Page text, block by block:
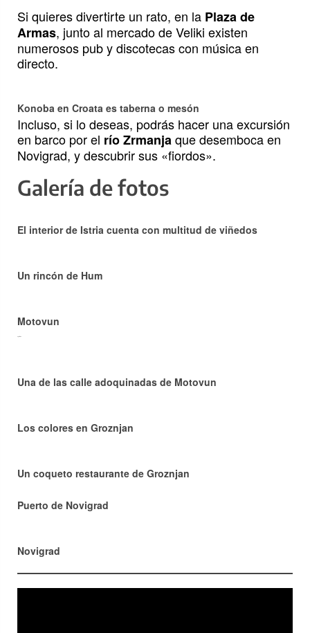
Si quieres divertirte un rato, en la Plaza de
Armas, junto al mercado de Veliki existen
numerosos pub y discotecas con música en
directo.
Konoba en Croata es taberna o mesón
Incluso, si lo deseas, podrás hacer una excursión
en barco por el río Zrmanjaque desemboca en
Novigrad, y descubrir sus «fiordos».
Galería de fotos
El interior de Istria cuenta con multitud de viñedos
Un rincón de Hum
Motovun
Una de las calle adoquinadas de Motovun
Los colores en Groznjan
Un coqueto restaurante de Groznjan
Puerto de Novigrad
Novigrad